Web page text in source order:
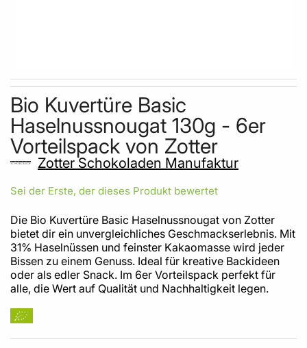
Skip to the beginning of the images gallery
Bio Kuvertüre Basic
Haselnussnougat 130g - 6er
Vorteilspack von Zotter
Zotter Schokoladen Manufaktur
Sei der Erste, der dieses Produkt bewertet
Die Bio Kuvertüre Basic Haselnussnougat von Zotter
bietet dir ein unvergleichliches Geschmackserlebnis. Mit
31% Haselnüssen und feinster Kakaomasse wird jeder
Bissen zu einem Genuss. Ideal für kreative Backideen
oder als edler Snack. Im 6er Vorteilspack perfekt für
alle, die Wert auf Qualität und Nachhaltigkeit legen.